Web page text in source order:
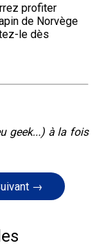
profiter
de Norvège
le dès
geek...) à la fois
→